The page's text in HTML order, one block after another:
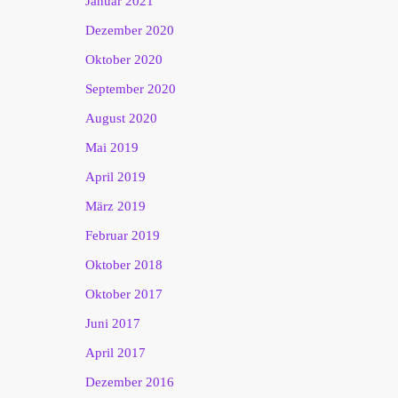
Dezember 2020
Oktober 2020
September 2020
August 2020
Mai 2019
April 2019
März 2019
Februar 2019
Oktober 2018
Oktober 2017
Juni 2017
April 2017
Dezember 2016